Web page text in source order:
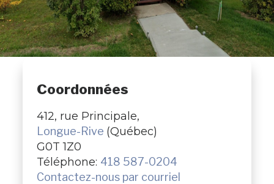
Coordonnées
412, rue Principale,
Longue-Rive (Québec)
G0T 1Z0
Téléphone: 418 587-0204
Contactez-nous par courriel